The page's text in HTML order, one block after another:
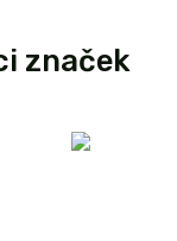
značek